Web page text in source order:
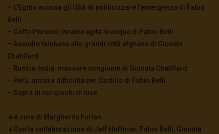
– L’Egitto accusa gli USA di politicizzare l’emergenza di Fabio
Belli
– Golfo Persico: Israele agita le acque di Fabio Belli
– Assedio talebano alle grandi città afghane di Gionata
Chatillard
– Russia-India: manovre congiunte di Gionata Chatillard
– Perù: ancora difficoltà per Castillo di Fabio Belli
– Sopra di noi giochi di luce
☀️A cura di Margherita Furlan
☀️Con la collaborazione di Jeff Hoffman, Fabio Belli, Gionata